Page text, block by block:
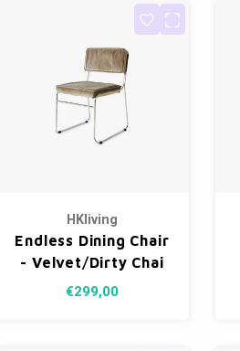
HKliving
Endless Dining Chair
- Velvet/Dirty Chai
€299,00